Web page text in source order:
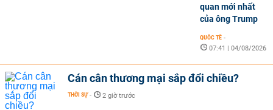
quan mới nhất
của ông Trump
QUỐC TẾ -
07:41 | 04/08/2026
Cán cân thương mại sắp đổi chiều?
THỜI SỰ - 2 giờ trước